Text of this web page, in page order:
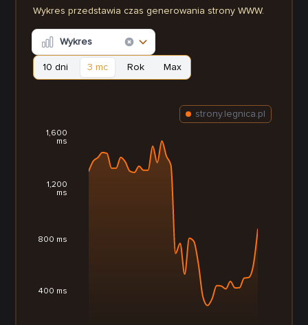
Wykres przedstawia czas generowania strony WWW.
Wykres
10 dni 3 mc Rok Max
400 ms
800 ms
1,200
ms
1,600
ms
strony.legnica.pl